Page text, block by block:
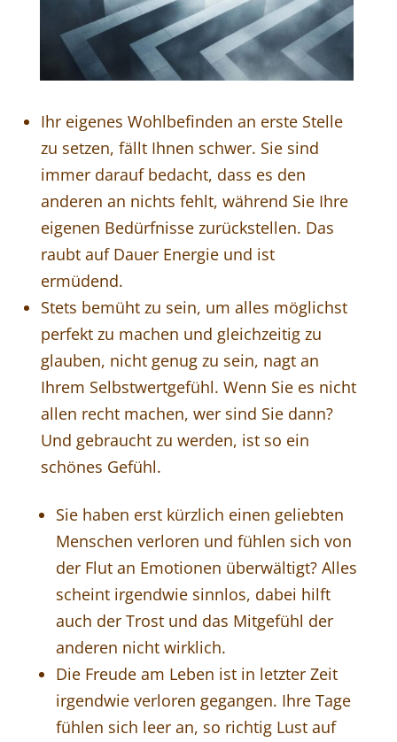
Ihr eigenes Wohlbefinden an erste Stelle
zu setzen, fällt Ihnen schwer. Sie sind
immer darauf bedacht, dass es den
anderen an nichts fehlt, während Sie Ihre
eigenen Bedürfnisse zurückstellen. Das
raubt auf Dauer Energie und ist
ermüdend.
Stets bemüht zu sein, um alles möglichst
perfekt zu machen und gleichzeitig zu
glauben, nicht genug zu sein, nagt an
Ihrem Selbstwertgefühl. Wenn Sie es nicht
allen recht machen, wer sind Sie dann?
Und gebraucht zu werden, ist so ein
schönes Gefühl.
Sie haben erst kürzlich einen geliebten
Menschen verloren und fühlen sich von
der Flut an Emotionen überwältigt? Alles
scheint irgendwie sinnlos, dabei hilft
auch der Trost und das Mitgefühl der
anderen nicht wirklich.
Die Freude am Leben ist in letzter Zeit
irgendwie verloren gegangen. Ihre Tage
fühlen sich leer an, so richtig Lust auf